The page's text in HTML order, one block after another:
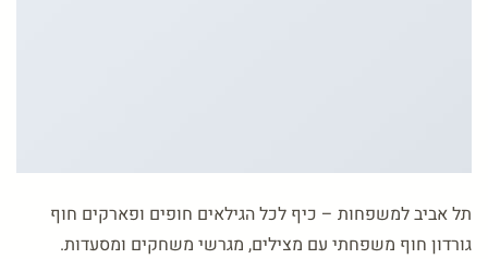
תל אביב למשפחות – כיף לכל הגילאים חופים ופארקים חוף
גורדון חוף משפחתי עם מצילים, מגרשי משחקים ומסעדות.